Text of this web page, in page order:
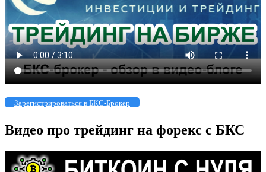
Зарегистрироваться в БКС-Брокер
Видео про трейдинг на форекс с БКС